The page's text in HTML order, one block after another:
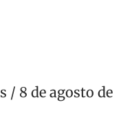
/ 8 de agosto de